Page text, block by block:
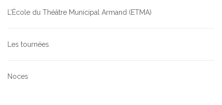
L’École du Théâtre Municipal Armand (ETMA)
Les tournées
Noces